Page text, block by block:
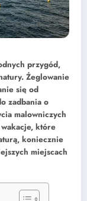
przygód,
Żeglowanie
się od
zadbania o
malowniczych
które
koniecznie
miejscach